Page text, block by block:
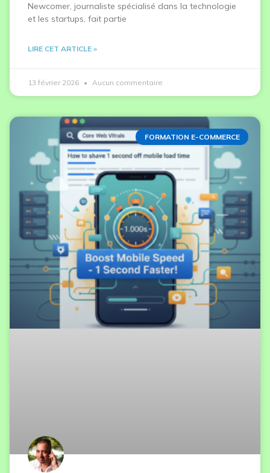
Newcomer, journaliste spécialisé dans la technologie
et les startups, fait partie
LIRE CET ARTICLE »
13 février 2026 Aucun commentaire
FORMATION E-COMMERCE